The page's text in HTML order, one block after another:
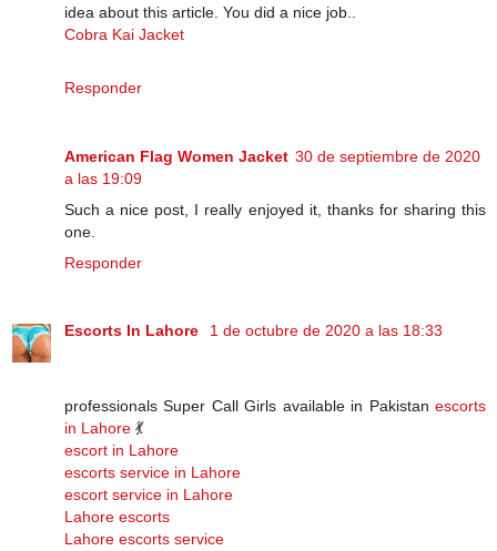
idea about this article. You did a nice job..
Cobra Kai Jacket
Responder
American Flag Women Jacket 30 de septiembre de 2020
a las 19:09
Such a nice post, I really enjoyed it, thanks for sharing this
one.
Responder
Escorts In Lahore 1 de octubre de 2020 a las 18:33
professionals Super Call Girls available in Pakistan escorts
in Lahore 💃
escort in Lahore
escorts service in Lahore
escort service in Lahore
Lahore escorts
Lahore escorts service